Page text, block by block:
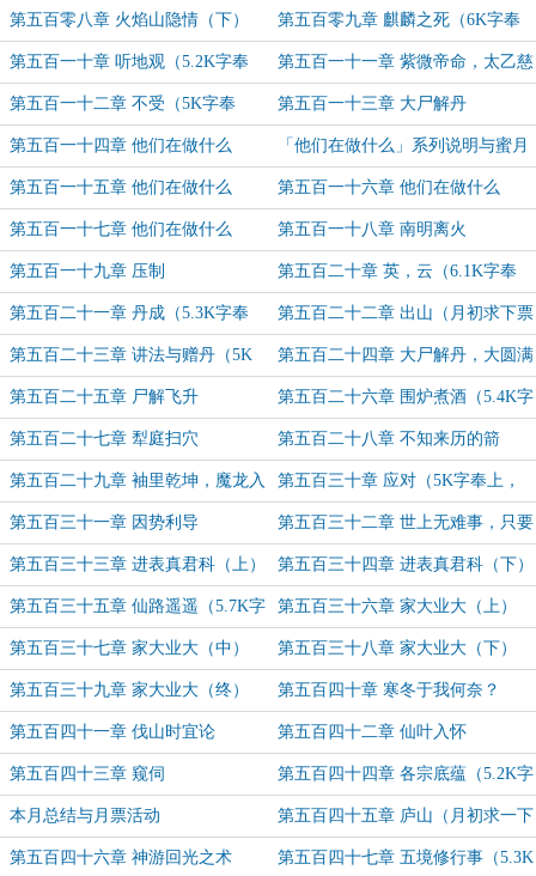
奉上，求月票支持~）
第五百零八章 火焰山隐情（下）
（5K字奉上，求月票支持~）
第五百零九章 麒麟之死（6K字奉
上，求月票支持~）
第五百一十章 听地观（5.2K字奉
上，求月票支持~）
第五百一十一章 紫微帝命，太乙慈
心（5.8K字奉上，求月票支持~）
第五百一十二章 不受（5K字奉
上，求月票支持~）
第五百一十三章 大尸解丹
第五百一十四章 他们在做什么
（一）（白龙引路）
「他们在做什么」系列说明与蜜月
请假事宜
第五百一十五章 他们在做什么
（二）（夔雷惊世）
第五百一十六章 他们在做什么
（三）（金光烈火）
第五百一十七章 他们在做什么
（四）（鸳鸯霹雳）（5.7K字求票
~）
第五百一十八章 南明离火
第五百一十九章 压制 第五百二十章 英，云（6.1K字奉
上，月末求月票支持~）
第五百二十一章 丹成（5.3K字奉
上，月初求票支持~）
第五百二十二章 出山（月初求下票
~）
第五百二十三章 讲法与赠丹（5K
字奉上，月初求票支持~）
第五百二十四章 大尸解丹，大圆满
身（6K字奉上，月初求票支持~）
第五百二十五章 尸解飞升 第五百二十六章 围炉煮酒（5.4K字
奉上，月初求票支持~）
第五百二十七章 犁庭扫穴 第五百二十八章 不知来历的箭
第五百二十九章 袖里乾坤，魔龙入
海
第五百三十章 应对（5K字奉上，
求月票支持~）
第五百三十一章 因势利导 第五百三十二章 世上无难事，只要
肯登攀
第五百三十三章 进表真君科（上） 第五百三十四章 进表真君科（下）
（7.1K字奉上，祝书友们新年快乐
~）
第五百三十五章 仙路遥遥（5.7K字
奉上，求月票支持~）
第五百三十六章 家大业大（上）
（5.2K字奉上，求月票支持~）
第五百三十七章 家大业大（中） 第五百三十八章 家大业大（下）
第五百三十九章 家大业大（终）
（5.4K字奉上，求月票支持~）
第五百四十章 寒冬于我何奈？
（5.3K字奉上，求月票支持~）
第五百四十一章 伐山时宜论 第五百四十二章 仙叶入怀
第五百四十三章 窥伺 第五百四十四章 各宗底蕴（5.2K字
奉上，月末最后一天，求票支持~）
本月总结与月票活动 第五百四十五章 庐山（月初求一下
票~）
第五百四十六章 神游回光之术 第五百四十七章 五境修行事（5.3K